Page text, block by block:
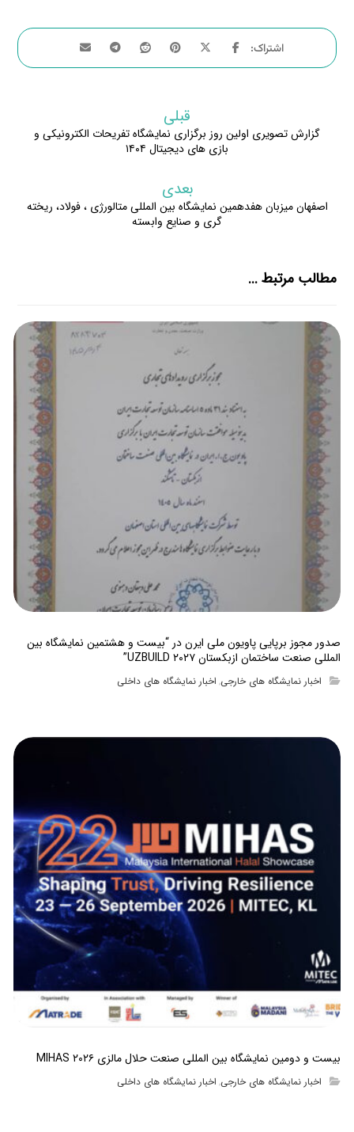
قبلی
گزارش تصویری اولین روز برگزاری نمایشگاه تفریحات الکترونیکی و
بازی های دیجیتال ۱۴۰۴
بعدی
اصفهان میزبان هفدهمین نمایشگاه بین المللی متالورژی ، فولاد، ریخته
گری و صنایع وابسته
مطالب مرتبط ...
صدور مجوز برپایی پاویون ملی ایرن در “بیست و هشتمین نمایشگاه بین
المللی صنعت ساختمان ازبکستان UZBUILD ۲۰۲۷”
اخبار نمایشگاه های خارجی, اخبار نمایشگاه های داخلی
بیست و دومین نمایشگاه بین المللی صنعت حلال مالزی MIHAS ۲۰۲۶
اخبار نمایشگاه های خارجی, اخبار نمایشگاه های داخلی